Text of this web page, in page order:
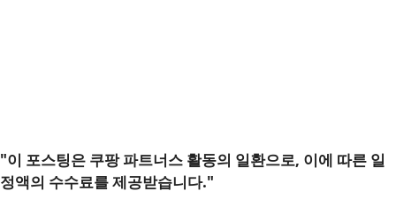
"이 포스팅은 쿠팡 파트너스 활동의 일환으로, 이에 따른 일
정액의 수수료를 제공받습니다."